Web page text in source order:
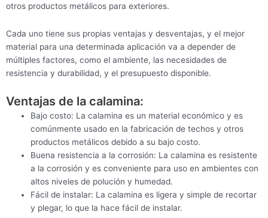
otros productos metálicos para exteriores.
Cada uno tiene sus propias ventajas y desventajas, y el mejor
material para una determinada aplicación va a depender de
múltiples factores, como el ambiente, las necesidades de
resistencia y durabilidad, y el presupuesto disponible.
Ventajas de la calamina:
Bajo costo: La calamina es un material económico y es
comúnmente usado en la fabricación de techos y otros
productos metálicos debido a su bajo costo.
Buena resistencia a la corrosión: La calamina es resistente
a la corrosión y es conveniente para uso en ambientes con
altos niveles de polución y humedad.
Fácil de instalar: La calamina es ligera y simple de recortar
y plegar, lo que la hace fácil de instalar.